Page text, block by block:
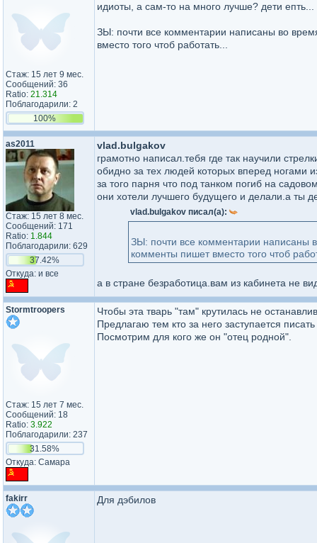
Стаж: 15 лет 9 мес.
Сообщений: 36
Ratio: 21.314
Поблагодарили: 2
100%
идиоты, а сам-то на много лучше? дети епть...
ЗЫ: почти все комментарии написаны во
вместо того чтоб работать...
as2011
Стаж: 15 лет 8 мес.
Сообщений: 171
Ratio: 1.844
Поблагодарили: 629
37.42%
Откуда: и все
vlad.bulgakov
грамотно написал.тебя где так научили
обидно за тех людей которых вперед ногами
за того парня что под танком погиб на
они хотели лучшего будущего и делали.а ты
vlad.bulgakov писал(а):
ЗЫ: почти все комментарии написаны
комменты пишет вместо того чтоб
а в стране безработица.вам из кабинета не
Stormtroopers
Стаж: 15 лет 7 мес.
Сообщений: 18
Ratio: 3.922
Поблагодарили: 237
31.58%
Откуда: Самара
Чтобы эта тварь "там" крутилась не
Предлагаю тем кто за него заступается
Посмотрим для кого же он "отец родной".
fakirr Для дэбилов